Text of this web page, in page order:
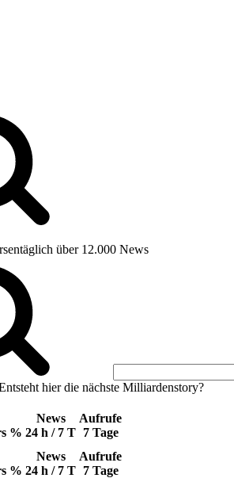
über 12.000 News
hier die nächste Milliardenstory?
%
News
24 h / 7 T
Aufrufe
7 Tage
%
News
24 h / 7 T
Aufrufe
7 Tage